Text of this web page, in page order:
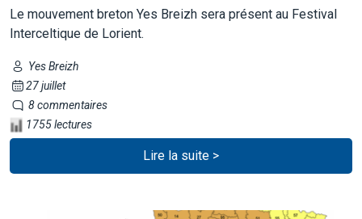
Le mouvement breton Yes Breizh sera présent au Festival
Interceltique de Lorient.
Yes Breizh
27 juillet
8 commentaires
1755 lectures
Lire la suite >